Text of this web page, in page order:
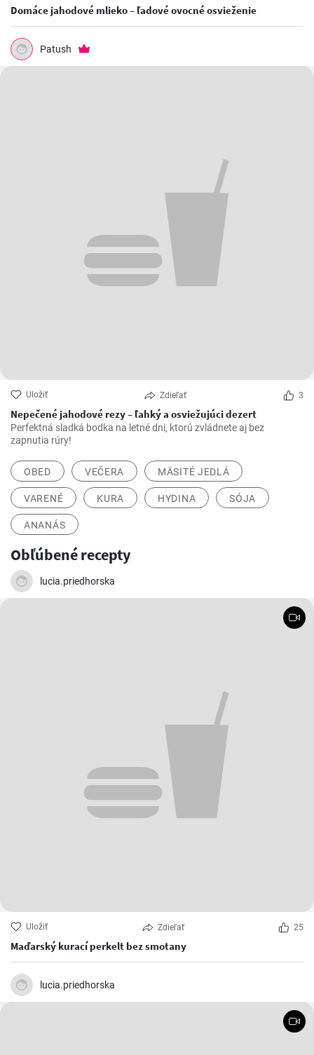
Domáce jahodové mlieko – ľadové ovocné osvieženie
Patush
Uložiť Zdieľať 3
Nepečené jahodové rezy – ľahký a osviežujúci dezert
Perfektná sladká bodka na letné dni, ktorú zvládnete aj bez
zapnutia rúry!
OBED VEČERA MÄSITÉ JEDLÁ
VARENÉ KURA HYDINA SÓJA
ANANÁS
Obľúbené recepty
lucia.priedhorska
Uložiť Zdieľať 25
Maďarský kurací perkelt bez smotany
lucia.priedhorska